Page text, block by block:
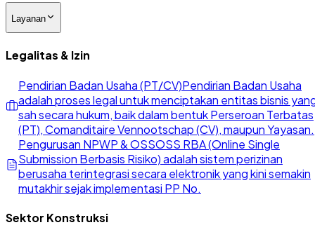
Layanan
Legalitas & Izin
Pendirian Badan Usaha (PT/CV)Pendirian Badan Usaha
adalah proses legal untuk menciptakan entitas bisnis
sah secara hukum, baik dalam bentuk Perseroan Terbatas
(PT), Comanditaire Vennootschap (CV), maupun Yayasan.
Pengurusan NPWP & OSSOSS RBA (Online Single
Submission Berbasis Risiko) adalah sistem perizinan
berusaha terintegrasi secara elektronik yang kini semakin
mutakhir sejak implementasi PP No.
Sektor Konstruksi